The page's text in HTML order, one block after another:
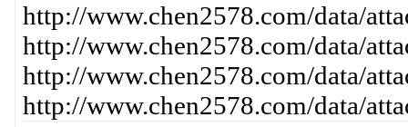
http://www.chen2578.com/data/
http://www.chen2578.com/data/
http://www.chen2578.com/data/
http://www.chen2578.com/data/